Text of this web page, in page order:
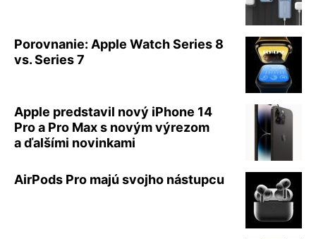
Porovnanie: Apple Watch Series 8
vs. Series 7
Apple predstavil nový iPhone 14
Pro a Pro Max s novým výrezom
a ďalšími novinkami
AirPods Pro majú svojho nástupcu